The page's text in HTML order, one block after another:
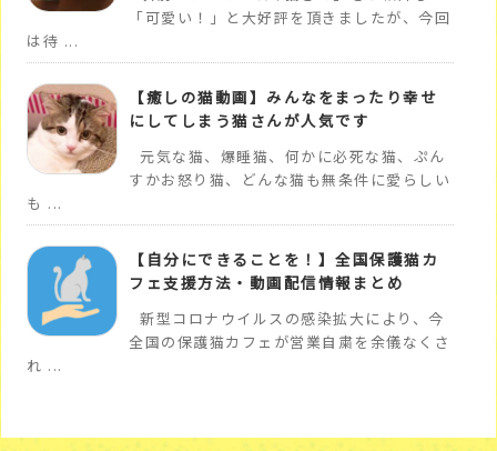
「可愛い！」と大好評を頂きましたが、今回
は待 ...
【癒しの猫動画】みんなをまったり幸せ
にしてしまう猫さんが人気です
元気な猫、爆睡猫、何かに必死な猫、ぷん
すかお怒り猫、どんな猫も無条件に愛らしい
も ...
【自分にできることを！】全国保護猫カ
フェ支援方法・動画配信情報まとめ
新型コロナウイルスの感染拡大により、今
全国の保護猫カフェが営業自粛を余儀なくさ
れ ...